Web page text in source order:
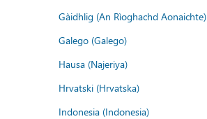
Gàidhlig (An Rìoghachd Aonaichte)
Galego (Galego)
Hausa (Najeriya)
Hrvatski (Hrvatska)
Indonesia (Indonesia)